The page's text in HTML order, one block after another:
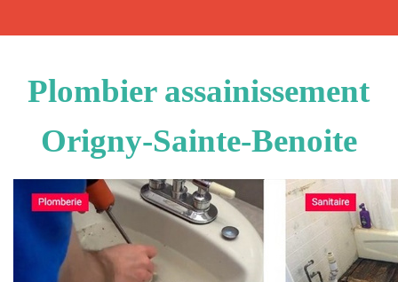
Plombier assainissement
Origny-Sainte-Benoite